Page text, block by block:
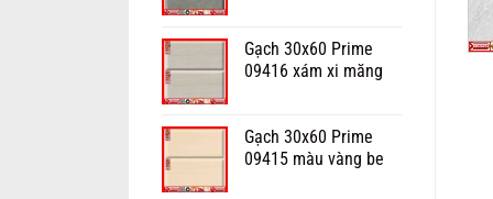
Gạch 30x60 Prime
09416 xám xi măng
Gạch 30x60 Prime
09415 màu vàng be